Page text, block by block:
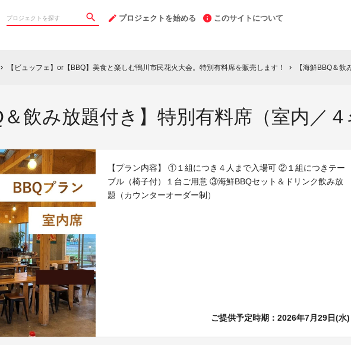
プロジェクトを始める このサイトについて
chevron_right 【ビュッフェ】or【BBQ】美食と楽しむ鴨川市民花火大会。特別有料席を販売します！ chevron_right 【海鮮BBQ＆飲
＆飲み放題付き】特別有料席（室内／４
【プラン内容】 ①１組につき４人まで入場可 ②１組につきテー
ブル（椅子付）１台ご用意 ③海鮮BBQセット＆ドリンク飲み放
題（カウンターオーダー制）
ご提供予定時期：2026年7月29日(水)